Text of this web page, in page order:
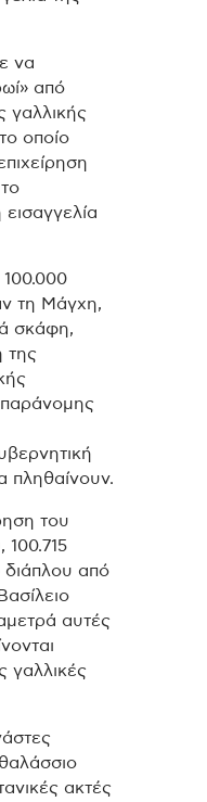
να
από
γαλλικής
οποίο
τη Μάγχη,
σκάφη,
της
πληθαίνουν.
του
100.715
διάπλου από
αυτές
γαλλικές
ακτές